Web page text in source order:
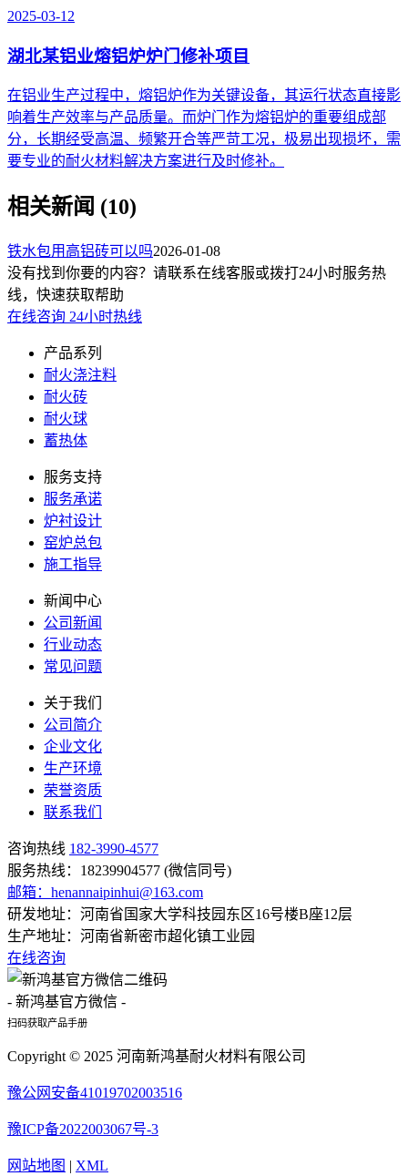
2025-03-12
湖北某铝业熔铝炉炉门修补项目
在铝业生产过程中，熔铝炉作为关键设备，其运行状态直接影
响着生产效率与产品质量。而炉门作为熔铝炉的重要组成部
分，长期经受高温、频繁开合等严苛工况，极易出现损坏，需
要专业的耐火材料解决方案进行及时修补。
相关新闻 (10)
铁水包用高铝砖可以吗2026-01-08
没有找到你要的内容？请联系在线客服或拨打24小时服务热
线，快速获取帮助
在线咨询 24小时热线
产品系列
耐火浇注料
耐火砖
耐火球
蓄热体
服务支持
服务承诺
炉衬设计
窑炉总包
施工指导
新闻中心
公司新闻
行业动态
常见问题
关于我们
公司简介
企业文化
生产环境
荣誉资质
联系我们
咨询热线 182-3990-4577
服务热线：18239904577 (微信同号)
邮箱：henannaipinhui@163.com
研发地址：河南省国家大学科技园东区16号楼B座12层
生产地址：河南省新密市超化镇工业园
在线咨询
- 新鸿基官方微信 -
扫码获取产品手册
Copyright © 2025 河南新鸿基耐火材料有限公司
豫公网安备41019702003516
豫ICP备2022003067号-3
网站地图 | XML